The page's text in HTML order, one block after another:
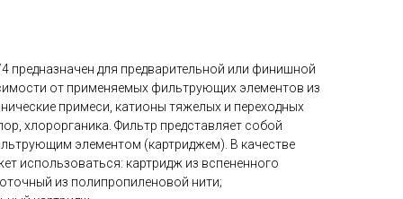
предназначен для предварительной или финишной
от применяе­мых фильтрующих элементов из
примеси, катионы тяжелых и переходных
хлорорганика. Фильтр представляет собой
элементом (картриджем). В качестве
использоваться: картридж из вспененного
из полипропиленовой нити;